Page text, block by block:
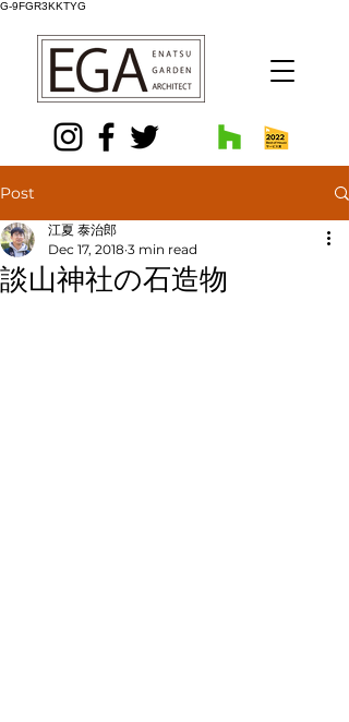
G-9FGR3KKTYG
Post
談山神社の石造物
江夏 泰治郎
Dec 17, 2018 3 min read